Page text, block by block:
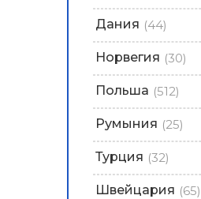
Дания (44)
Норвегия (30)
Польша (512)
Румыния (25)
Турция (32)
Швейцария (65)